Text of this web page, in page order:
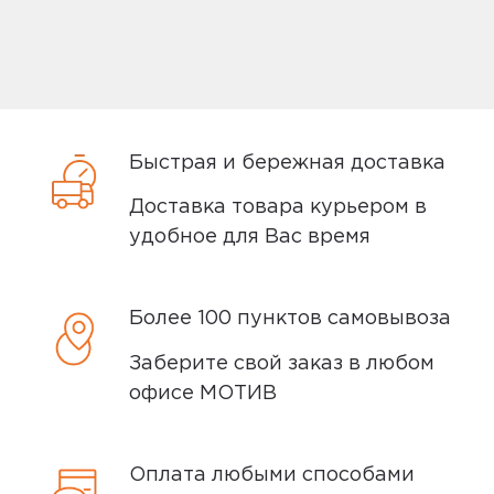
Самовывоз
Вы можете забрать товар из
ближайшегопункта выдачи заказов
после того, как вы подтвердите заказ.
Доставка курьером
следующий день после заказа (если
Быстрая и бережная доставка
Доставка товара курьером в
удобное для Вас время
Более 100 пунктов самовывоза
Заберите свой заказ в любом
офисе МОТИВ
Оплата любыми способами